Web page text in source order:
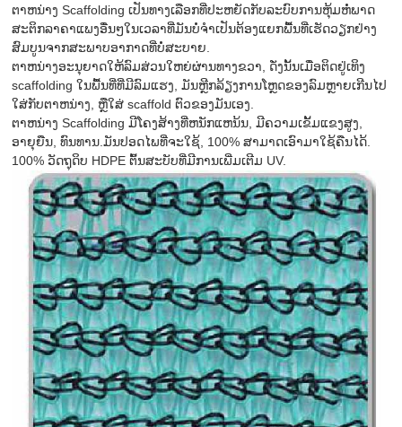
ຕາຫນ່າງ Scaffolding ເປັນທາງເລືອກທີ່ປະຫຍັດກັບລະບົບການຫຸ້ມຫໍ່ພາດ
ສະຕິກລາຄາແພງອື່ນໆໃນເວລາທີ່ມັນບໍ່ຈໍາເປັນຕ້ອງແຍກພື້ນທີ່ເຮັດວຽກຢ່າງ
ສົມບູນຈາກສະພາບອາກາດທີ່ບໍ່ສະບາຍ.
ຕາຫນ່າງອະນຸຍາດໃຫ້ລົມສ່ວນໃຫຍ່ຜ່ານທາງຂວາ, ດັ່ງນັ້ນເມື່ອຕິດຢູ່ເທິງ
scaffolding ໃນພື້ນທີ່ທີ່ມີລົມແຮງ, ມັນຫຼີກລ້ຽງການໂຫຼດຂອງລົມຫຼາຍເກີນໄປ
ໃສ່ກັບຕາຫນ່າງ, ຫຼືໃສ່ scaffold ຕົວຂອງມັນເອງ.
ຕາຫນ່າງ Scaffolding ມີໂຄງສ້າງທີ່ຫນັກແຫນ້ນ, ມີຄວາມເຂັ້ມແຂງສູງ,
ອາຍຸຍືນ, ທົນທານ.ມັນປອດໄພທີ່ຈະໃຊ້, 100% ສາມາດເອົາມາໃຊ້ຄືນໄດ້.
100% ວັດຖຸດິບ HDPE ຕົ້ນສະບັບທີ່ມີການເພີ່ມເຕີມ UV.